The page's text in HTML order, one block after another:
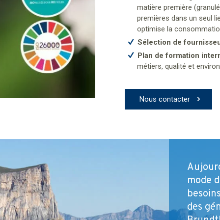
matière première
premières dans un seul
optimise la
Sélection de
Plan de formation
métiers, qualité et
Nous contacter
mode
des